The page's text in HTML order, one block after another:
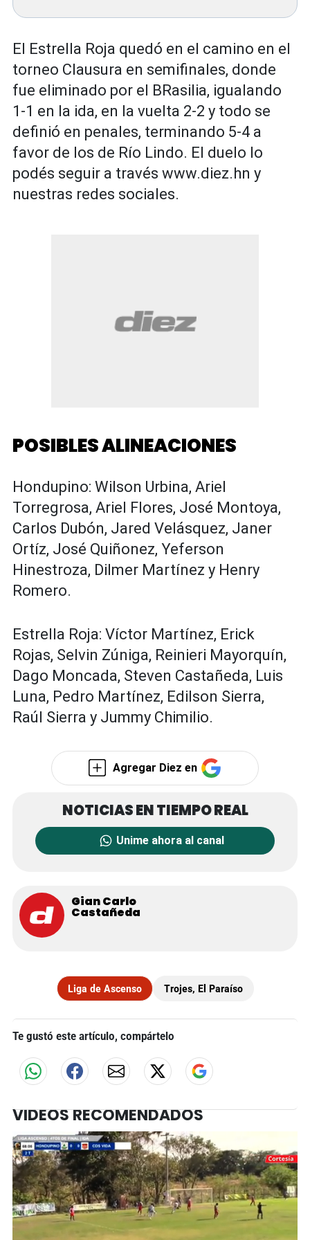
El Estrella Roja quedó en el camino en el
torneo Clausura en semifinales, donde
fue eliminado por el BRasilia, igualando
1-1 en la ida, en la vuelta 2-2 y todo se
definió en penales, terminando 5-4 a
favor de los de Río Lindo. El duelo lo
podés seguir a través www.diez.hn y
nuestras redes sociales.
POSIBLES ALINEACIONES
Hondupino: Wilson Urbina, Ariel
Torregrosa, Ariel Flores, José Montoya,
Carlos Dubón, Jared Velásquez, Janer
Ortíz, José Quiñonez, Yeferson
Hinestroza, Dilmer Martínez y Henry
Romero.
Estrella Roja: Víctor Martínez, Erick
Rojas, Selvin Zúniga, Reinieri Mayorquín,
Dago Moncada, Steven Castañeda, Luis
Luna, Pedro Martínez, Edilson Sierra,
Raúl Sierra y Jummy Chimilio.
Agregar Diez en
Unime ahora al canal
Gian Carlo
Castañeda
Liga de Ascenso Trojes, El Paraíso
Te gustó este artículo, compártelo
VIDEOS RECOMENDADOS